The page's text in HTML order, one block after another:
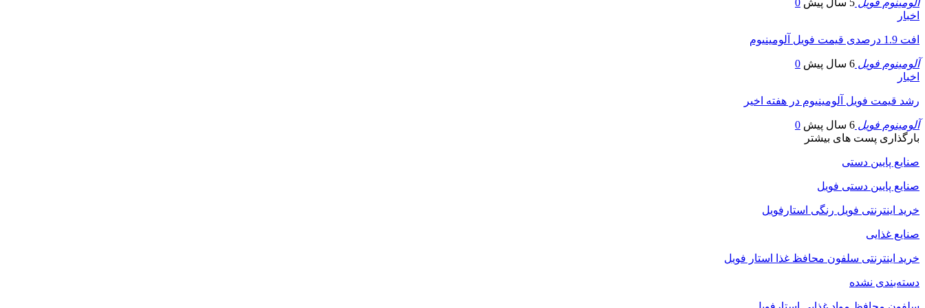
آلومینوم فویل 5 سال پیش
0
اخبار
افت 1.9 درصدی قیمت فویل آلومینیوم
آلومینوم فویل 6 سال پیش
0
اخبار
رشد قیمت فویل آلومینیوم در هفته اخیر
آلومینوم فویل 6 سال پیش
0
بارگذاری پست های بیشتر
صنایع پایین دستی
صنایع پایین دستی فویل
خرید اینترنتی فویل رنگی استارفویل
صنایع غذایی
خرید اینترنتی سلفون محافظ غذا استار فویل
دسته‌بندی نشده